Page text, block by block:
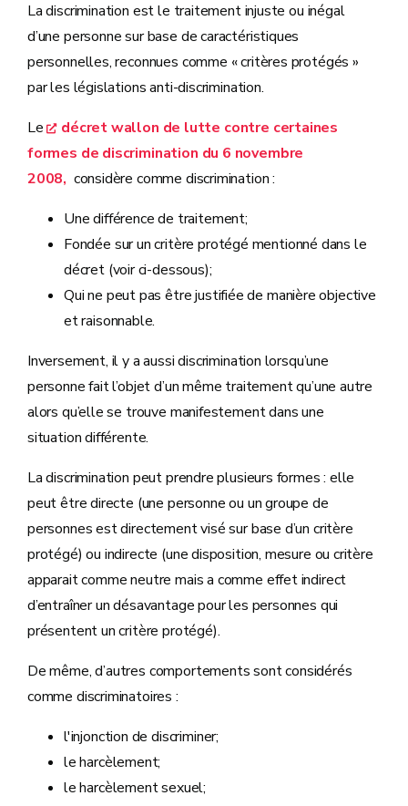
La discrimination est le traitement injuste ou inégal
d’une personne sur base de caractéristiques
personnelles, reconnues comme « critères protégés »
par les législations anti-discrimination.
Le
décret wallon de lutte contre certaines
formes de discrimination du 6 novembre
2008, considère comme discrimination :
Une différence de traitement;
Fondée sur un critère protégé mentionné dans le
décret (voir ci-dessous);
Qui ne peut pas être justifiée de manière objective
et raisonnable.
Inversement, il y a aussi discrimination lorsqu’une
personne fait l’objet d’un même traitement qu’une autre
alors qu’elle se trouve manifestement dans une
situation différente.
La discrimination peut prendre plusieurs formes : elle
peut être directe (une personne ou un groupe de
personnes est directement visé sur base d’un critère
protégé) ou indirecte (une disposition, mesure ou critère
apparait comme neutre mais a comme effet indirect
d’entraîner un désavantage pour les personnes qui
présentent un critère protégé).
De même, d’autres comportements sont considérés
comme discriminatoires :
l'injonction de discriminer;
le harcèlement;
le harcèlement sexuel;